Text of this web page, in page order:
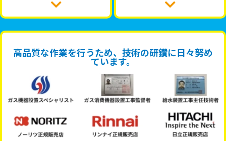
高品質な作業を行うため、技術の研鑽に日々努め
ています。